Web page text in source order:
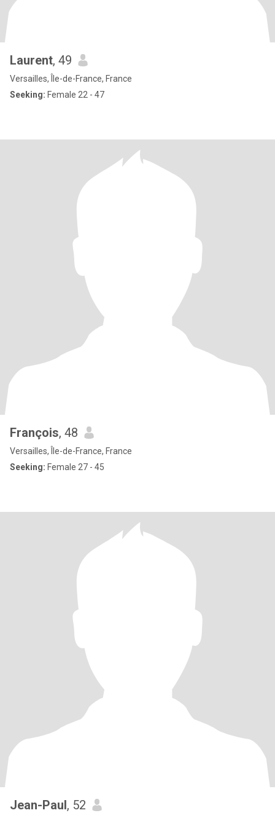
Laurent, 49
Versailles, Île-de-France, France
Seeking: Female 22 - 47
François, 48
Versailles, Île-de-France, France
Seeking: Female 27 - 45
Jean-Paul, 52